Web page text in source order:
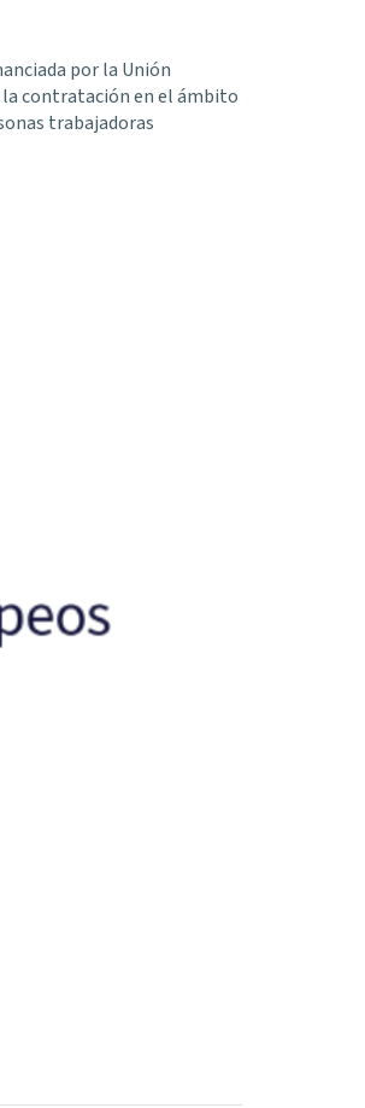
por la Unión
la contratación en el ámbito
trabajadoras